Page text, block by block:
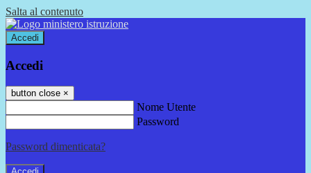
Salta al contenuto
Accedi
Accedi
button close ×
Nome Utente
Password
Password dimenticata?